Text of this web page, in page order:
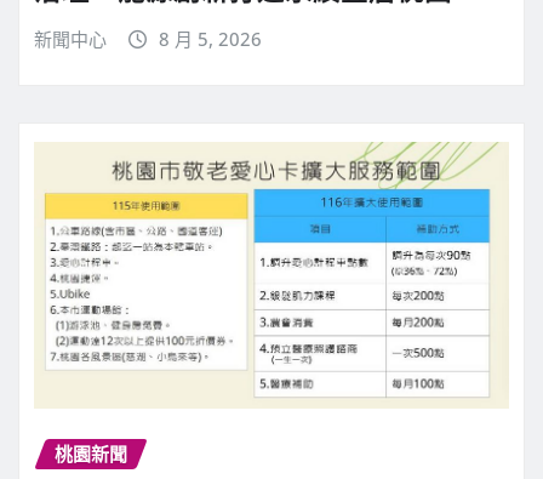
新聞中心 8 月 5, 2026
桃園新聞